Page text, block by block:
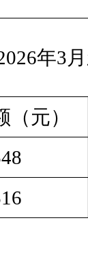
年3
元）